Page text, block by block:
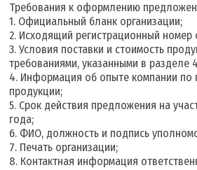
Требования к оформлению
1. Официальный бланк организации;
2. Исходящий регистрационный номер
3. Условия поставки и стоимость
требованиями, указанными в разделе
4. Информация об опыте компании по
продукции;
5. Срок действия предложения на
года;
6. ФИО, должность и подпись
7. Печать организации;
8. Контактная информация